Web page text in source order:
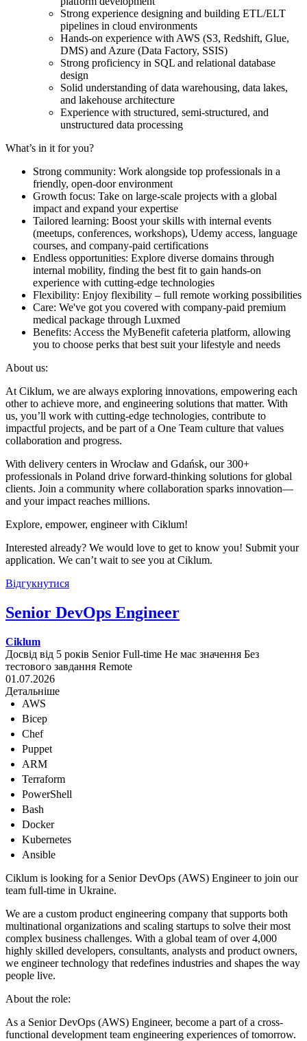
Strong experience designing and building ETL/ELT
pipelines in cloud environments
Hands-on experience with AWS (S3, Redshift, Glue,
DMS) and Azure (Data Factory, SSIS)
Strong proficiency in SQL and relational database
design
Solid understanding of data warehousing, data lakes,
and lakehouse architecture
Experience with structured, semi-structured, and
unstructured data processing
What’s in it for you?
Strong community: Work alongside top professionals in a
friendly, open-door environment
Growth focus: Take on large-scale projects with a global
impact and expand your expertise
Tailored learning: Boost your skills with internal events
(meetups, conferences, workshops), Udemy access, language
courses, and company-paid certifications
Endless opportunities: Explore diverse domains through
internal mobility, finding the best fit to gain hands-on
experience with cutting-edge technologies
Flexibility: Enjoy flexibility – full remote working possibilities
Care: We've got you covered with company-paid premium
medical package through Luxmed
Benefits: Access the MyBenefit cafeteria platform, allowing
you to choose perks that best suit your lifestyle and needs
About us:
At Ciklum, we are always exploring innovations, empowering each
other to achieve more, and engineering solutions that matter. With
us, you’ll work with cutting-edge technologies, contribute to
impactful projects, and be part of a One Team culture that values
collaboration and progress.
With delivery centers in Wrocław and Gdańsk, our 300+
professionals in Poland drive forward-thinking solutions for global
clients. Join a community where collaboration sparks innovation—
and your impact reaches millions.
Explore, empower, engineer with Ciklum!
Interested already? We would love to get to know you! Submit your
application. We can’t wait to see you at Ciklum.
Відгукнутися
Senior DevOps Engineer
Ciklum
Досвід від 5 років Senior Full-time Не має значення Без
тестового завдання Remote
01.07.2026
Детальніше
AWS
Bicep
Chef
Puppet
ARM
Terraform
PowerShell
Bash
Docker
Kubernetes
Ansible
Ciklum is looking for a Senior DevOps (AWS) Engineer to join our
team full-time in Ukraine.
We are a custom product engineering company that supports both
multinational organizations and scaling startups to solve their most
complex business challenges. With a global team of over 4,000
highly skilled developers, consultants, analysts and product owners,
we engineer technology that redefines industries and shapes the way
people live.
About the role:
As a Senior DevOps (AWS) Engineer, become a part of a cross-
functional development team engineering experiences of tomorrow.